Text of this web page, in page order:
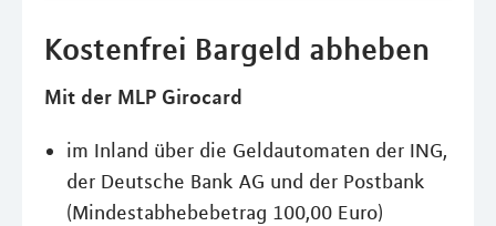
Kostenfrei Bargeld abheben
Mit der MLP Girocard
im Inland über die Geldautomaten der ING,
der Deutsche Bank AG und der Postbank
(Mindestabhebebetrag 100,00 Euro)